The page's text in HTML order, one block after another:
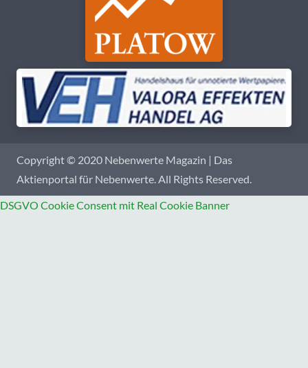
Copyright © 2020 Nebenwerte Magazin | Das
Aktienportal für Nebenwerte. All Rights Reserved.
DSGVO Cookie Consent mit Real Cookie Banner